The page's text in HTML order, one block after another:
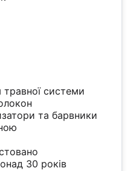
системи
та барвники
30 років